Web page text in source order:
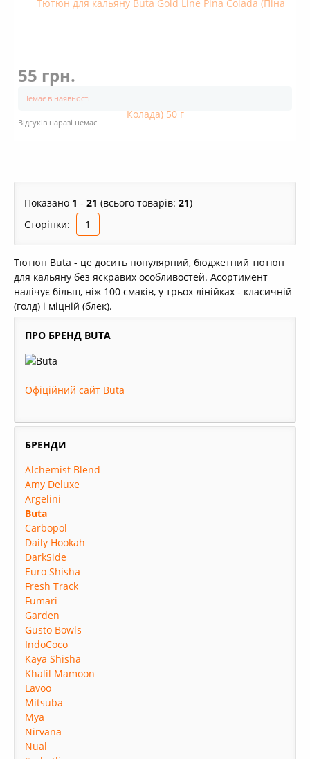
55 грн.
Немає в наявності
Відгуків наразі немає
Показано 1 - 21 (всього товарів: 21)
Сторінки:
1
Тютюн Buta - це досить популярний, бюджетний тютюн
для кальяну без яскравих особливостей. Асортимент
налічує більш, ніж 100 смаків, у трьох лінійках - класичній
(голд) і міцній (блек).
ПРО БРЕНД BUTA
Офіційний сайт Buta
БРЕНДИ
Alchemist Blend
Amy Deluxe
Argelini
Buta
Carbopol
Daily Hookah
DarkSide
Euro Shisha
Fresh Track
Fumari
Garden
Gusto Bowls
IndoCoco
Kaya Shisha
Khalil Mamoon
Lavoo
Mitsuba
Mya
Nirvana
Nual